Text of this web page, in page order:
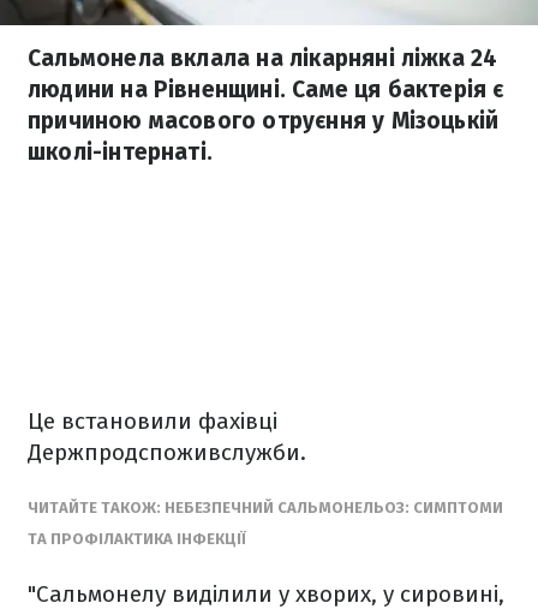
Сальмонела вклала на лікарняні ліжка 24
людини на Рівненщині. Саме ця бактерія є
причиною масового отруєння у Мізоцькій
школі-інтернаті.
Це встановили фахівці
Держпродспоживслужби.
ЧИТАЙТЕ ТАКОЖ: НЕБЕЗПЕЧНИЙ САЛЬМОНЕЛЬОЗ: СИМПТОМИ
ТА ПРОФІЛАКТИКА ІНФЕКЦІЇ
"Сальмонелу виділили у хворих, у сировині,